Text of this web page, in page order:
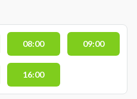
08:00 09:00
16:00